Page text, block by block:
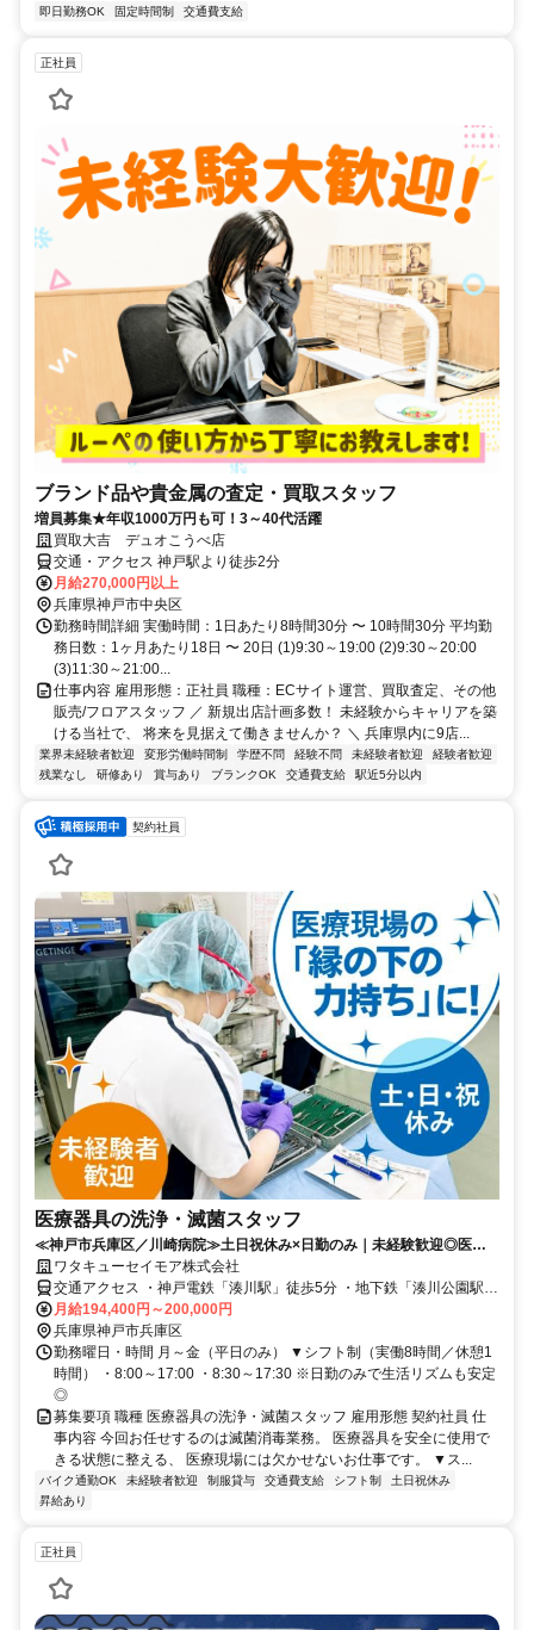
即日勤務OK 固定時間制 交通費支給
正社員
ブランド品や貴金属の査定・買取スタッフ
増員募集★年収1000万円も可！3～40代活躍
買取大吉 デュオこうべ店
交通・アクセス 神戸駅より徒歩2分
月給270,000円以上
兵庫県神戸市中央区
勤務時間詳細 実働時間：1日あたり8時間30分 〜 10時間30分 平均勤
務日数：1ヶ月あたり18日 〜 20日 (1)9:30～19:00 (2)9:30～20:00
(3)11:30～21:00...
仕事内容 雇用形態：正社員 職種：ECサイト運営、買取査定、その他
販売/フロアスタッフ ／ 新規出店計画多数！ 未経験からキャリアを築
ける当社で、 将来を見据えて働きませんか？ ＼ 兵庫県内に9店...
業界未経験者歓迎 変形労働時間制 学歴不問 経験不問 未経験者歓迎
経験者歓迎
残業なし
研修あり 賞与あり ブランクOK 交通費支給 駅近5分以内
契約社員
医療器具の洗浄・滅菌スタッフ
≪神戸市兵庫区／川崎病院≫土日祝休み×日勤のみ｜未経験歓迎◎医療
現場を支えるサポートスタッフ募集！
ワタキューセイモア株式会社
交通アクセス ・神戸電鉄「湊川駅」徒歩5分 ・地下鉄「湊川公園駅」
徒歩5分
月給194,400円～200,000円
兵庫県神戸市兵庫区
勤務曜日・時間 月～金（平日のみ） ▼シフト制（実働8時間／休憩1
時間） ・8:00～17:00 ・8:30～17:30 ※日勤のみで生活リズムも安定
◎
募集要項 職種 医療器具の洗浄・滅菌スタッフ 雇用形態 契約社員 仕
事内容 今回お任せするのは滅菌消毒業務。 医療器具を安全に使用で
きる状態に整える、 医療現場には欠かせないお仕事です。 ▼ス...
バイク通勤OK 未経験者歓迎 制服貸与 交通費支給 シフト制
土日祝休み
昇給あり
正社員